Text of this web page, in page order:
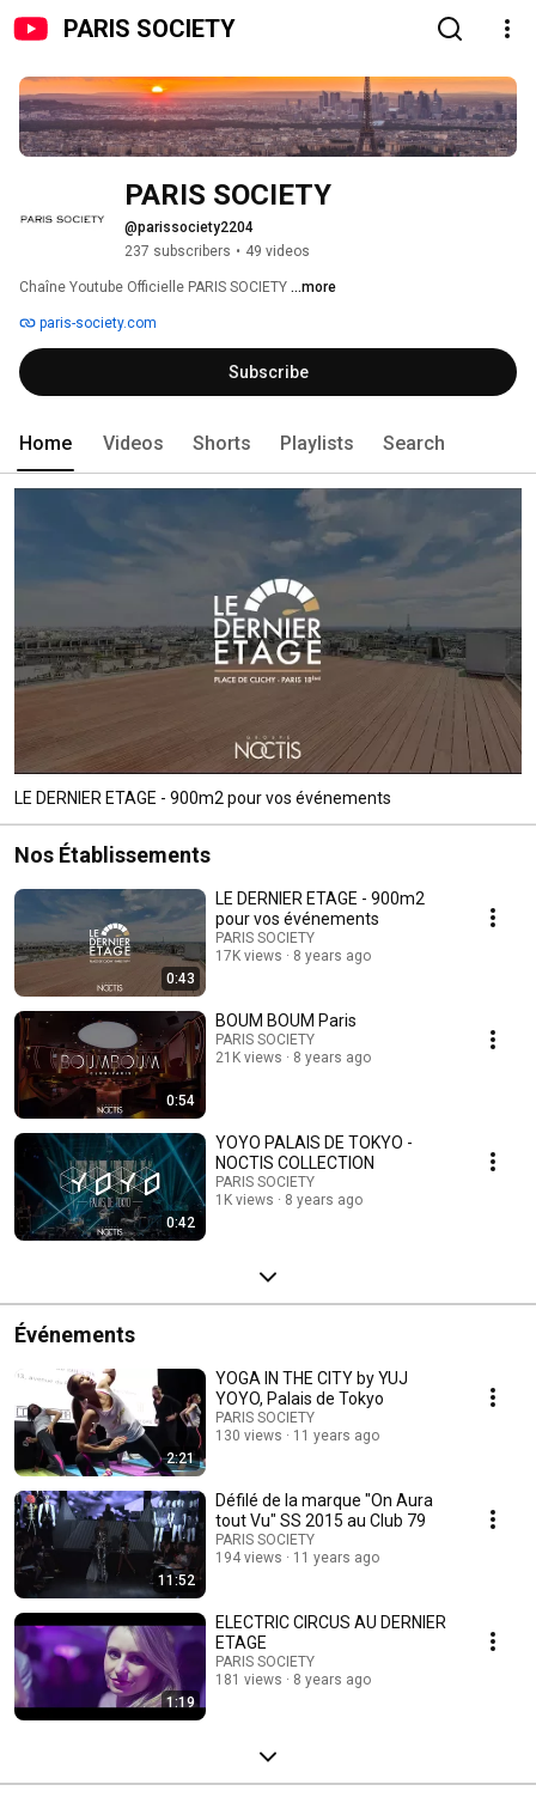
PARIS SOCIETY
PARIS SOCIETY
@parissociety2204
237 subscribers • 49 videos
Chaîne Youtube Officielle PARIS SOCIETY ...more
paris-society.com
Subscribe
Home Videos Shorts Playlists Search
LE DERNIER ETAGE - 900m2 pour vos événements
Nos Établissements
0:43
LE DERNIER ETAGE - 900m2
pour vos événements
PARIS SOCIETY
17K views
8 years ago
0:54
BOUM BOUM Paris
PARIS SOCIETY
21K views
8 years ago
0:42
YOYO PALAIS DE TOKYO -
NOCTIS COLLECTION
PARIS SOCIETY
1K views
8 years ago
Événements
2:21
YOGA IN THE CITY by YUJ
YOYO, Palais de Tokyo
PARIS SOCIETY
130 views
11 years ago
11:52
Défilé de la marque "On Aura
tout Vu" SS 2015 au Club 79
PARIS SOCIETY
194 views
11 years ago
1:19
ELECTRIC CIRCUS AU DERNIER
ETAGE
PARIS SOCIETY
181 views
8 years ago